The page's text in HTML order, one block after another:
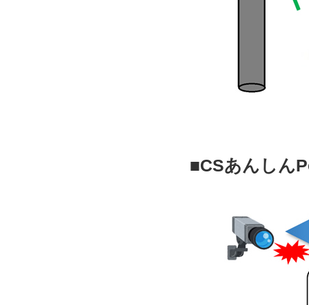
■CSあんしん